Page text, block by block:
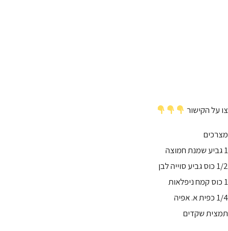
צו על הקישור
מצרכים
1 גביע שמנת חמוצה
1/2 כוס גביע סוייה לבן
1 כוס קמח ניפלאות
1/4 כפית א. אפיה
תמצית שקדים